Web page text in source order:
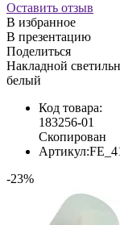
Оставить отзыв
В избранное
В презентацию
Поделиться
Накладной
белый
Код товара:
183256-01
Скопирован
Артикул:
-23%